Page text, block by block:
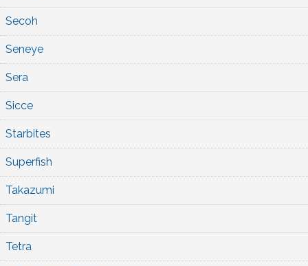
Secoh
Seneye
Sera
Sicce
Starbites
Superfish
Takazumi
Tangit
Tetra